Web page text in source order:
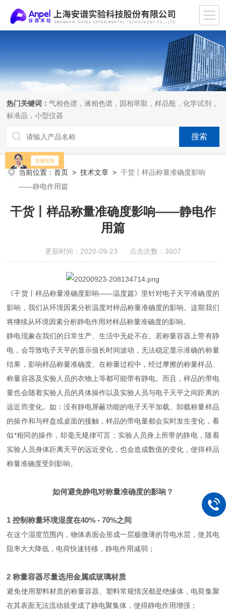
热门关键词：气相色谱，液相色谱，固相萃取，样品瓶，化学试剂，
标准品，小型仪器
当前位置：首页 >技术文章 >干货丨样品称量准确度影响
——静电作用篇
干货丨样品称量准确度影响——静电作
用篇
更新时间：2020-09-23 点击次数：3607
《干货丨样品称量准确度影响——温度篇》里针对电子天平准确度的
影响，我们从环境因素分析温度对样品称量准确度的影响。这期我们
将继续从环境因素分析静电作用对样品称量准确度的影响。
静电现象在我们的日常生产、生活中无处不在。若称量容器上带有静
电，会导致电子天平的显示值长时间波动，无法稳定显示准确的称量
结果，影响样品称量准确度。在称量过程中，经过摩擦的称量样品、
称量容器及实验人员的衣物上等都可能带有静电。而且，样品的带电
量也会随着实验人员的具体操作以及实验人员与电子天平之间距离的
远近而变化。如：没有静电屏蔽功能的电子天平加载、卸载称量样品
的操作和与秤盘或桌面的接触，样品的带电量都会实时发生变化，看
似*相同的操作，却毫无规律可言；实验人员身上所带的静电，随着
实验人员身体距离天平的远近变化，也会造成数值的变化，使得样品
称量准确度受到影响。
如何避免静电对称量准确度的影响？
1 控制称量环境湿度在40% - 70%之间
在这个湿度范围内，物体表面会形成一层极微薄的导电水层，使其电
阻率大大降低，电荷快速转移，静电作用减弱；
2 称量容器尽量选用金属或玻璃材质
避免使用塑料材质的称量容器。塑料常规情况都是绝缘体，电荷集聚
在其表面无法流动就变成了静电聚集体，使得静电作用增强；